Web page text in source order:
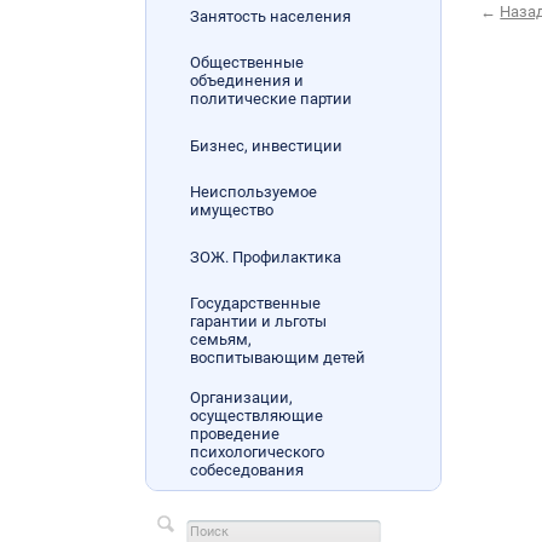
Занятость населения
Общественные
объединения и
политические партии
Бизнес, инвестиции
Неиспользуемое
имущество
ЗОЖ. Профилактика
Государственные
гарантии и льготы
семьям,
воспитывающим детей
Организации,
осуществляющие
проведение
психологического
собеседования
←